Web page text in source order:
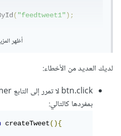
("feedtweet1");
( "tweetbtn"
createTweet(){
true);
"newtweet" ;
("newtweety"
أظهر
لديك العديد من الأخطاء:
بمفردها كالتالي:
createTweet(){